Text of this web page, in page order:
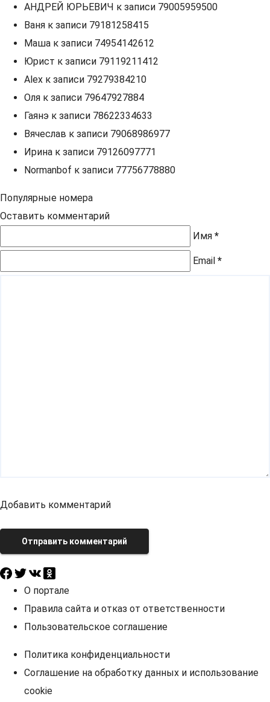
АНДРЕЙ ЮРЬЕВИЧ к записи 79005959500
Ваня к записи 79181258415
Маша к записи 74954142612
Юрист к записи 79119211412
Alex к записи 79279384210
Оля к записи 79647927884
Гаянэ к записи 78622334633
Вячеслав к записи 79068986977
Ирина к записи 79126097771
Normanbof к записи 77756778880
Популярные номера
Оставить комментарий
Имя *
Email *
Добавить комментарий
Отправить комментарий
О портале
Правила сайта и отказ от ответственности
Пользовательское соглашение
Политика конфиденциальности
Соглашение на обработку данных и использование
cookie